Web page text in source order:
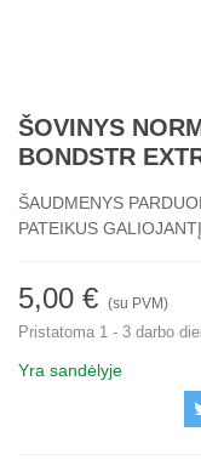
ŠOVINYS
BONDSTR
ŠAUDMENYS
PATEIKUS
5,00 € (su PVM)
Pristatoma 1 - 3 darbo
Yra sandėlyje